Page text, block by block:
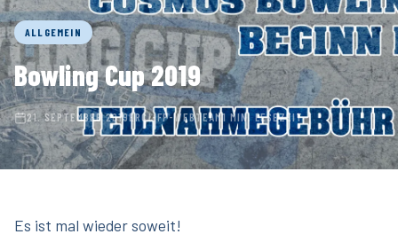
ALLGEMEIN
Bowling Cup 2019
21. SEPTEMBER 2019ERCI-FP-WEBTEAM1 MIN. LESEZEIT
Es ist mal wieder soweit!